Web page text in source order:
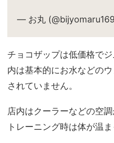
— お丸
チョコザップは低価格で
内は基本的にお水などの
されていません。
店内はクーラーなどの空
トレーニング時は体が温